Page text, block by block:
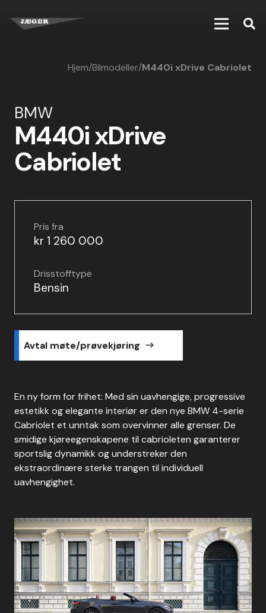
Hjem/Bilmodeller/M440i xDrive Cabriolet
BMW
M440i xDrive
Cabriolet
Pris fra
kr 1 260 000
Drisstofftype
Bensin
Avtal møte/prøvekjøring east
En ny form for frihet: Med sin uavhengige, progressive
estetikk og elegante interiør er den nye BMW 4-serie
Cabriolet et unntak som overvinner alle grenser. De
smidige kjøreegenskapene til cabrioleten garanterer
sportslig dynamikk og understreker den
ekstraordinære sterke trangen til individuell
uavhengighet.